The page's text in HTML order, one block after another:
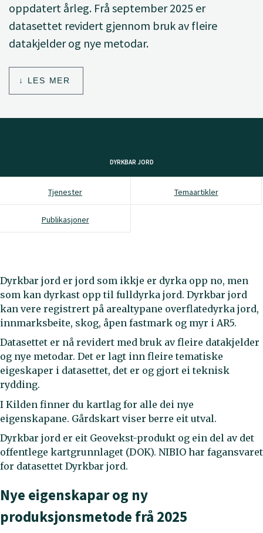
oppdatert årleg. Frå september 2025 er
datasettet revidert gjennom bruk av fleire
datakjelder og nye metodar.
LES MER
DYRKBAR JORD
Tjenester Temaartikler
Publikasjoner
Dyrkbar jord er jord som ikkje er dyrka opp no, men
som kan dyrkast opp til fulldyrka jord. Dyrkbar jord
kan vere registrert på arealtypane overflatedyrka jord,
innmarksbeite, skog, åpen fastmark og myr i AR5.
Datasettet er nå revidert med bruk av fleire datakjelder
og nye metodar. Det er lagt inn fleire tematiske
eigeskaper i datasettet, det er og gjort ei teknisk
rydding.
I Kilden finner du kartlag for alle dei nye
eigenskapane. Gårdskart viser berre eit utval.
Dyrkbar jord er eit Geovekst-produkt og ein del av det
offentlege kartgrunnlaget (DOK). NIBIO har fagansvaret
for datasettet Dyrkbar jord.
Nye eigenskapar og ny
produksjonsmetode frå 2025